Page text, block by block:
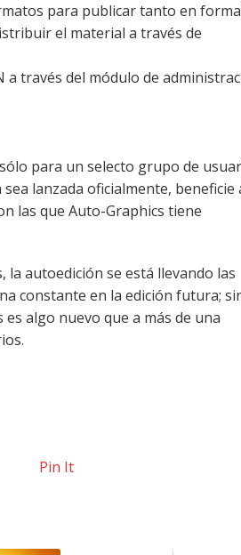
para publicar tanto en
el material a través de
a través del módulo de
para un selecto grupo de
lanzada oficialmente, beneficie
las que Auto-Graphics tiene
autoedición se está llevando las
constante en la edición futura;
algo nuevo que a más de una
Pin It